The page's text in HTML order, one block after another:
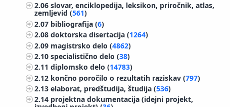
2.06slovar, enciklopedija, leksikon, priročnik, atlas,
zemljevid (561)
2.07 bibliografija (6)
2.08doktorska disertacija (1264)
2.09 magistrsko delo (4862)
2.10specialistično delo (38)
2.11diplomsko delo (14783)
2.12 končno poročilo o rezultatih raziskav (797)
2.13elaborat, predštudija, študija (536)
2.14 projektna dokumentacija (idejni projekt,